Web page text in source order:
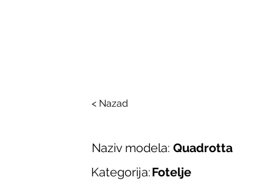
< Nazad
Naziv modela: Quadrotta
Kategorija:Fotelje